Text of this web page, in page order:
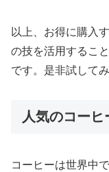
以上、お得に購入
の技を活用するこ
です。是非試して
人気のコー
コーヒーは世界中